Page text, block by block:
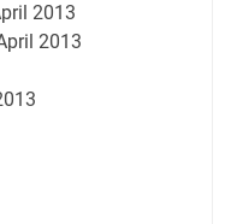
2013
2013